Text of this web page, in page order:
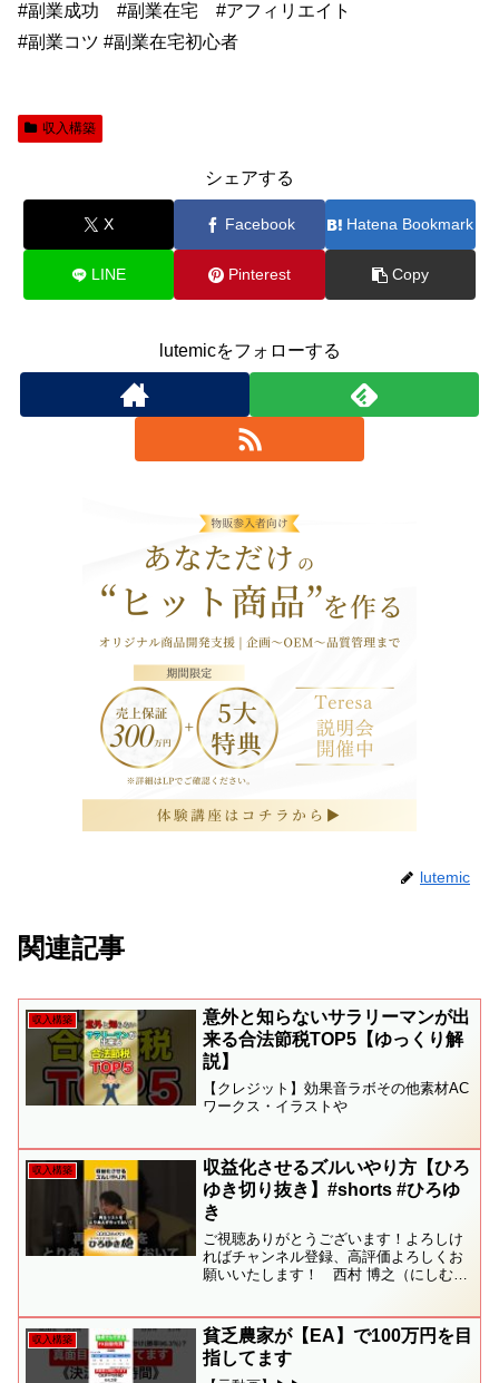
#副業成功 #副業在宅 #アフィリエイト
#副業コツ #副業在宅初心者
収入構築
シェアする
X Facebook Hatena Bookmark
LINE Pinterest Copy
lutemicをフォローする
lutemic
関連記事
収入構築
意外と知らないサラリーマンが出
来る合法節税TOP5【ゆっくり解
説】
【クレジット】効果音ラボその他素材AC
ワークス・イラストや
収入構築
収益化させるズルいやり方【ひろ
ゆき切り抜き】#shorts #ひろゆ
き
ご視聴ありがとうございます！よろしけ
ればチャンネル登録、高評価よろしくお
願いいたします！ 西村 博之（にしむら
画）。日本最大級の匿名掲示板「2ちゃん
ね...
収入構築
貧乏農家が【EA】で100万円を目
指してます